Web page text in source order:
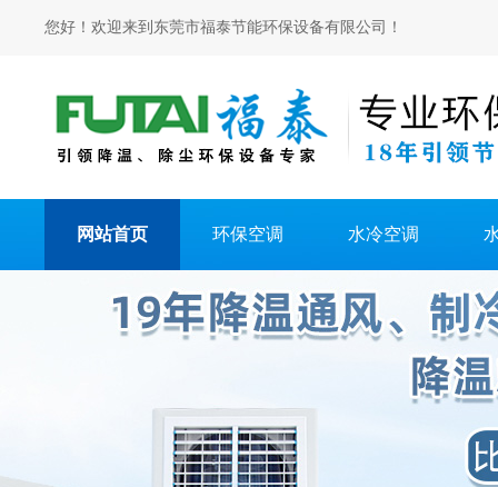
您好！欢迎来到东莞市福泰节能环保设备有限公司！
网站首页 环保空调 水冷空调